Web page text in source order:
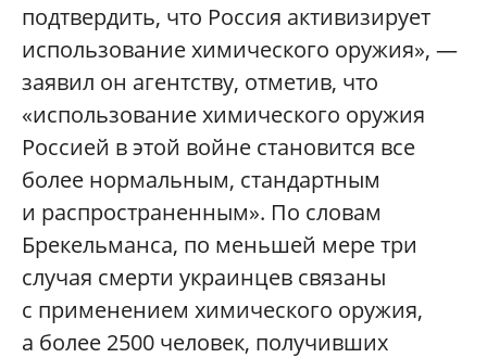
подтвердить, что Россия активизирует
использование химического оружия», —
заявил он агентству, отметив, что
«использование химического оружия
Россией в этой войне становится все
более нормальным, стандартным
и распространенным». По словам
Брекельманса, по меньшей мере три
случая смерти украинцев связаны
с применением химического оружия,
а более 2500 человек, получивших